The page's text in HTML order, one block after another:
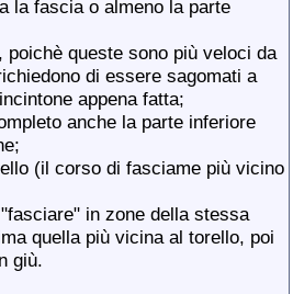
la fascia o almeno la parte
queste sono più veloci da
di essere sagomati a
appena fatta;
anche la parte inferiore
(il corso di fasciame più vicino
in zone della stessa
quella più vicina al torello, poi
giù.